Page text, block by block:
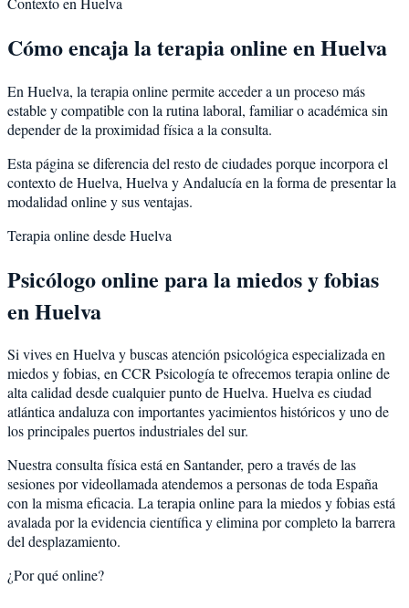
Cómo encaja la terapia online en Huelva
En Huelva, la terapia online permite acceder a un proceso más
estable y compatible con la rutina laboral, familiar o académica sin
depender de la proximidad física a la consulta.
Esta página se diferencia del resto de ciudades porque incorpora el
contexto deHuelva, Huelva y Andalucía en la forma de presentar la
modalidad online y sus ventajas.
Terapia online desdeHuelva
Psicólogo online para lamiedos y fobias
enHuelva
Si vives enHuelvay buscas atención psicológica especializada en
miedos y fobias, en CCR Psicología te ofrecemos terapia online de
alta calidad desde cualquier punto deHuelva. Huelvaesciudad
atlántica andaluza con importantes yacimientos históricos y uno de
los principales puertos industriales del sur.
Nuestra consulta física está en Santander, pero a través de las
sesiones por videollamada atendemos a personas de toda España
con la misma eficacia. La terapia online para lamiedos y fobiasestá
avalada por la evidencia científica y elimina por completo la barrera
del desplazamiento.
¿Por qué online?